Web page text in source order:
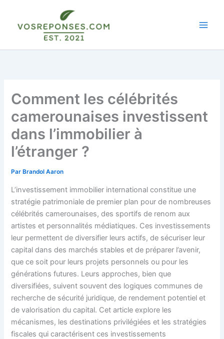
contenu
Comment les célébrités
camerounaises investissent
dans l’immobilier à
l’étranger ?
Par Brandol Aaron
L’investissement immobilier international constitue une
stratégie patrimoniale de premier plan pour de nombreuses
célébrités camerounaises, des sportifs de renom aux
artistes et personnalités médiatiques. Ces investissements
leur permettent de diversifier leurs actifs, de sécuriser leur
capital dans des marchés stables et de préparer l’avenir,
que ce soit pour leurs projets personnels ou pour les
générations futures. Leurs approches, bien que
diversifiées, suivent souvent des logiques communes de
recherche de sécurité juridique, de rendement potentiel et
de valorisation du capital. Cet article explore les
mécanismes, les destinations privilégiées et les stratégies
fiscales qui caractérisent ces investissements